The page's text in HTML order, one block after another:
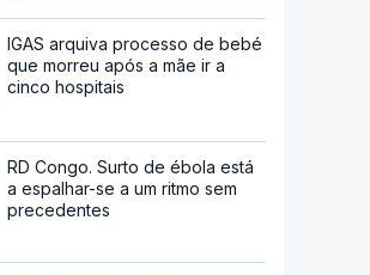
IGAS arquiva processo de bebé
que morreu após a mãe ir a
cinco hospitais
RD Congo. Surto de ébola está
a espalhar-se a um ritmo sem
precedentes